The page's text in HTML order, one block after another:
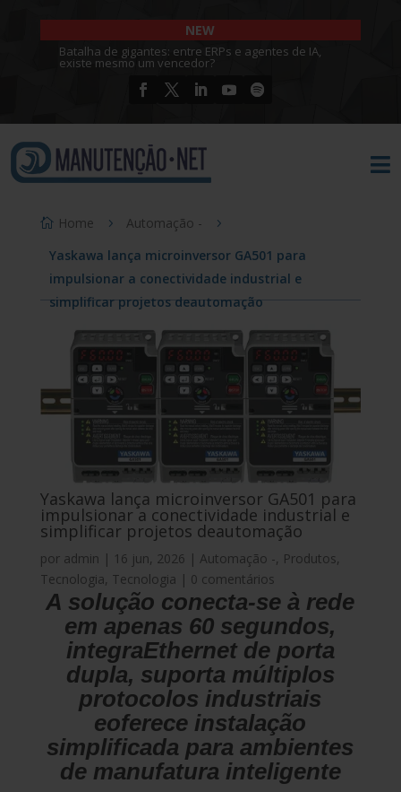
NEW
Batalha de gigantes: entre ERPs e agentes de IA,
existe mesmo um vencedor?

Home
Automação -
Yaskawa lança microinversor GA501 para
impulsionar a conectividade industrial e
simplificar projetos deautomação
Yaskawa lança microinversor GA501 para
impulsionar a conectividade industrial e
simplificar projetos deautomação
por admin | 16 jun, 2026 | Automação -, Produtos,
Tecnologia, Tecnologia | 0 comentários
A solução conecta-se à rede
em apenas 60 segundos,
integraEthernet de porta
dupla, suporta múltiplos
protocolos industriais
eoferece instalação
simplificada para ambientes
de manufatura inteligente